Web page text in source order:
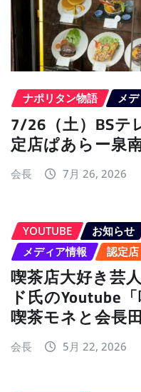
ナポリタン物語 メ
7/26（土）BSテ
定店ぱあらー泉
会長 7月 26, 2026
YOUTUBE お知らせ
メディア情報
認定店
喫茶店大好き芸
ド氏のYoutube
喫茶モネと会長
会長 5月 22, 2026